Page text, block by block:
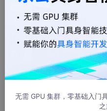
liuec1002
10054人浏览 · 2020-10-
1. 新增一个表，通过另一个表
create table XTHAME.tab1
VERSION
2. 如果表存在： insert into
无需 GPU 集群，零基础入门
之